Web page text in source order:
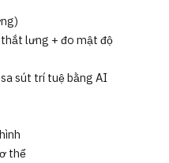
lưng + đo mật độ
sút trí tuệ bằng AI
thể